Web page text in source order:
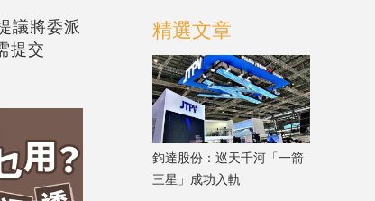
議將委派
提交
精選文章
鈞達股份：巡天千河「一箭
三星」成功入軌